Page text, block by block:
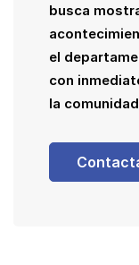
busca
el
con
la